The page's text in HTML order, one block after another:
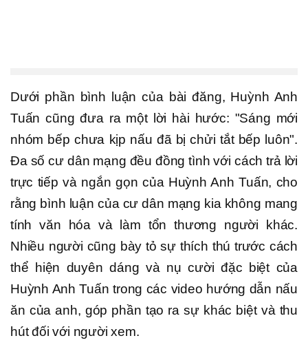
Dưới phần bình luận của bài đăng, Huỳnh Anh
Tuấn cũng đưa ra một lời hài hước: "Sáng mới
nhóm bếp chưa kịp nấu đã bị chửi tắt bếp luôn".
Đa số cư dân mạng đều đồng tình với cách trả lời
trực tiếp và ngắn gọn của Huỳnh Anh Tuấn, cho
rằng bình luận của cư dân mạng kia không mang
tính văn hóa và làm tổn thương người khác.
Nhiều người cũng bày tỏ sự thích thú trước cách
thể hiện duyên dáng và nụ cười đặc biệt của
Huỳnh Anh Tuấn trong các video hướng dẫn nấu
ăn của anh, góp phần tạo ra sự khác biệt và thu
hút đối với người xem.